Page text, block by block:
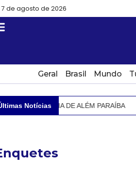
7 de agosto de 2026
Geral Brasil Mundo
Notícias DE ALÉM PARAÍBA